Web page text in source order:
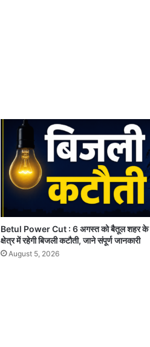
Betul Power Cut : 6 अगस्त को बैतूल शहर के
क्षेत्र में रहेगी बिजली कटौती, जाने संपूर्ण जानकारी
August 5, 2026